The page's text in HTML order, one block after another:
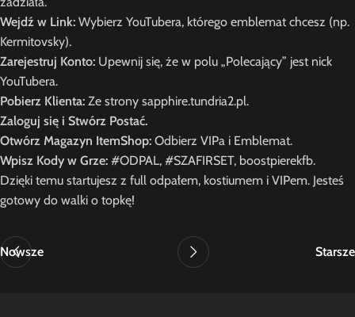
Wejdź w Link: Wybierz YouTubera, którego emblemat chcesz (np.
Kermitovsky).
Zarejestruj Konto: Upewnij się, że w polu „Polecający” jest nick
YouTubera.
Pobierz Klienta: Ze strony sapphire.tundria2.pl.
Zaloguj się i Stwórz Postać.
Otwórz Magazyn ItemShop: Odbierz VIPa i Emblemat.
Wpisz Kody w Grze: #ODPAL, #SZAFIRSET, boostpierekfb.
Dzięki temu startujesz z full odpałem, kostiumem i VIPem. Jesteś
gotowy do walki o topkę!
Nowsze Starsze